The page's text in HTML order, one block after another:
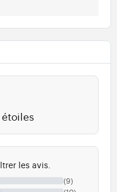
les avis.
(9)